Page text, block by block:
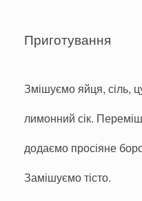
Приготування
Змішуємо яйця, сіль,
лимонний сік.
додаємо просіяне
Замішуємо тісто.